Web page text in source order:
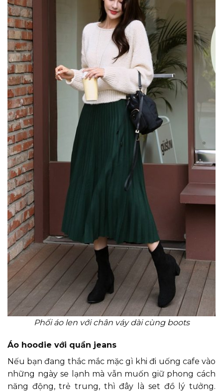
Phối áo len với chân váy dài cùng boots
Áo hoodie với quần jeans
Nếu bạn đang thắc mắc mặc gì khi đi uống cafe vào
những ngày se lạnh mà vẫn muốn giữ phong cách
năng động, trẻ trung, thì đây là set đồ lý tưởng.